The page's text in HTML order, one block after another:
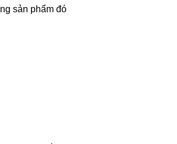
sản phẩm đó